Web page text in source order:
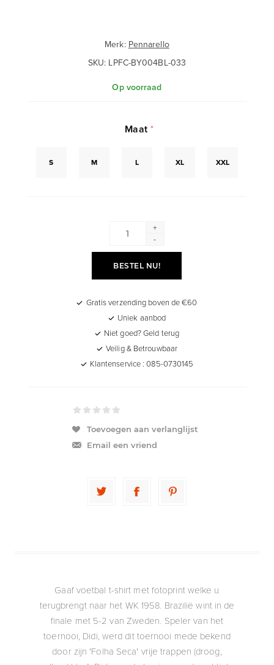
Merk: Pennarello
SKU: LPFC-BY004BL-033
Op voorraad
Maat*
S M L XL XXL
+
-
BESTEL NU!
Gratis verzending boven de €60
Uniek aanbod
Niet goed? Geld terug
Veilig & Betrouwbaar
Klantenservice : 085-0730145
Toevoegen aan verlanglijst
Email een vriend
Gaaf voetbal t-shirt met fotoprint welke u
terugbrengt naar het WK 1958. Brazilië wint in de
finale met 5-2 van Zweden. Speler van het
toernooi, Didi, werd dit toernooi mede bekend
door zijn 'Folha Seca' vrije trappen (droog,